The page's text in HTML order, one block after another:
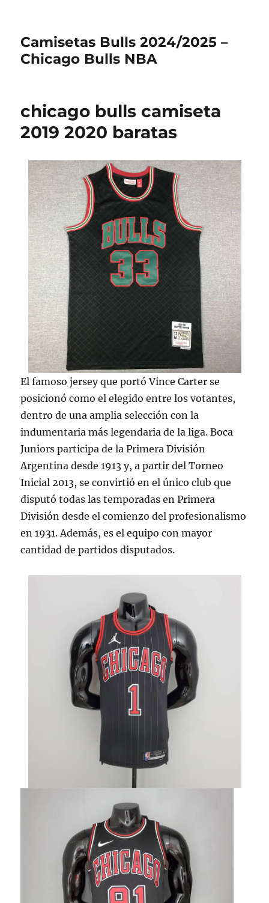
Camisetas Bulls 2024/2025 –
Chicago Bulls NBA
chicago bulls camiseta
2019 2020 baratas
El famoso jersey que portó Vince Carter se
posicionó como el elegido entre los votantes,
dentro de una amplia selección con la
indumentaria más legendaria de la liga. Boca
Juniors participa de la Primera División
Argentina desde 1913 y, a partir del Torneo
Inicial 2013, se convirtió en el único club que
disputó todas las temporadas en Primera
División desde el comienzo del profesionalismo
en 1931. Además, es el equipo con mayor
cantidad de partidos disputados.